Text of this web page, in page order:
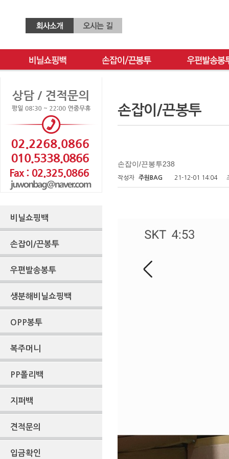
비닐쇼핑백
손잡이/끈봉투
우편발송봉투
생분해비닐쇼핑백
OPP봉투
복주머니
PP폴리백
지퍼백
견적문의
입금확인
손잡이/끈봉투
손잡이/끈봉투238
작성자 주원BAG 21-12-01 14:04